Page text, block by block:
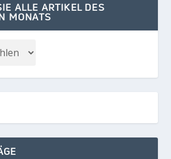
ALLE ARTIKEL DES
MONATS